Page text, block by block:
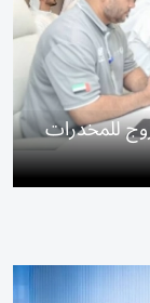
يروج للمخدرات